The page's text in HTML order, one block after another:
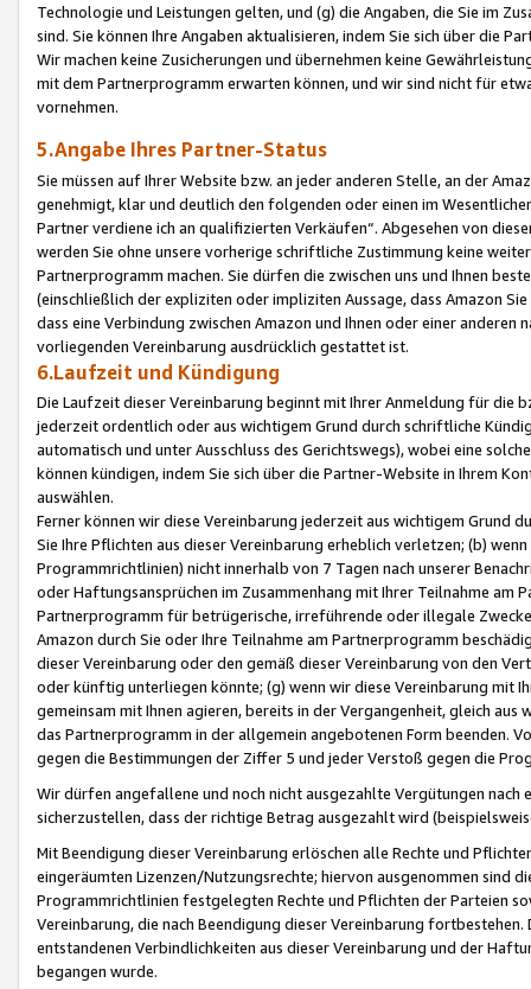
Technologie und Leistungen gelten, und (g) die Angaben, die Sie im
sind. Sie können Ihre Angaben aktualisieren, indem Sie sich über die
Wir machen keine Zusicherungen und übernehmen keine
mit dem Partnerprogramm erwarten können, und wir sind nicht für
vornehmen.
5.Angabe Ihres Partner-Status
Sie müssen auf Ihrer Website bzw. an jeder anderen Stelle, an der
genehmigt, klar und deutlich den folgenden oder einen im
Partner verdiene ich an qualifizierten Verkäufen“. Abgesehen von
werden Sie ohne unsere vorherige schriftliche Zustimmung keine
Partnerprogramm machen. Sie dürfen die zwischen uns und Ihnen
(einschließlich der expliziten oder impliziten Aussage, dass Amazon
dass eine Verbindung zwischen Amazon und Ihnen oder einer
vorliegenden Vereinbarung ausdrücklich gestattet ist.
6.Laufzeit und Kündigung
Die Laufzeit dieser Vereinbarung beginnt mit Ihrer Anmeldung für die
jederzeit ordentlich oder aus wichtigem Grund durch schriftliche
automatisch und unter Ausschluss des Gerichtswegs), wobei eine
können kündigen, indem Sie sich über die Partner-Website in Ihrem
auswählen.
Ferner können wir diese Vereinbarung jederzeit aus wichtigem Grund
Sie Ihre Pflichten aus dieser Vereinbarung erheblich verletzen; (b)
Programmrichtlinien) nicht innerhalb von 7 Tagen nach unserer
oder Haftungsansprüchen im Zusammenhang mit Ihrer Teilnahme am
Partnerprogramm für betrügerische, irreführende oder illegale
Amazon durch Sie oder Ihre Teilnahme am Partnerprogramm
dieser Vereinbarung oder den gemäß dieser Vereinbarung von den
oder künftig unterliegen könnte; (g) wenn wir diese Vereinbarung mit
gemeinsam mit Ihnen agieren, bereits in der Vergangenheit, gleich
das Partnerprogramm in der allgemein angebotenen Form beenden.
gegen die Bestimmungen der Ziffer 5 und jeder Verstoß gegen die
Wir dürfen angefallene und noch nicht ausgezahlte Vergütungen
sicherzustellen, dass der richtige Betrag ausgezahlt wird
Mit Beendigung dieser Vereinbarung erlöschen alle Rechte und
eingeräumten Lizenzen/Nutzungsrechte; hiervon ausgenommen sind
Programmrichtlinien festgelegten Rechte und Pflichten der Parteien
Vereinbarung, die nach Beendigung dieser Vereinbarung
entstandenen Verbindlichkeiten aus dieser Vereinbarung und der
begangen wurde.